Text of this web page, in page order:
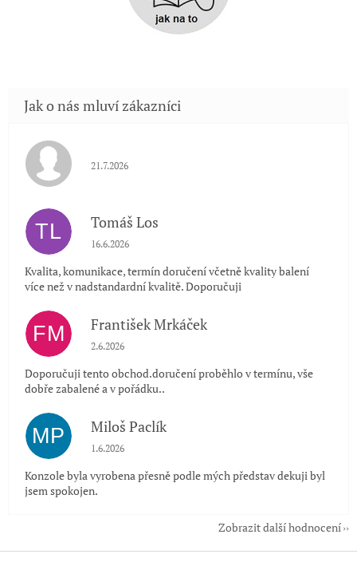
Hodnocení obchodu je 5 z 5 hvězdiček.
21.7.2026
TL Tomáš Los
Hodnocení obchodu je 5 z 5 hvězdiček.
16.6.2026
Kvalita, komunikace, termín doručení včetně kvality balení
více než v nadstandardní kvalitě. Doporučuji
FM František Mrkáček
Hodnocení obchodu je 5 z 5 hvězdiček.
2.6.2026
Doporučuji tento obchod.doručení proběhlo v termínu, vše
dobře zabalené a v pořádku..
MP Miloš Paclík
Hodnocení obchodu je 5 z 5 hvězdiček.
1.6.2026
Konzole byla vyrobena přesně podle mých představ dekuji byl
jsem spokojen.
Zobrazit další hodnocení
Z